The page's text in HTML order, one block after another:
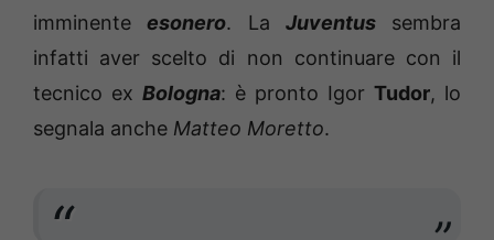
imminenteesonero. La Juventussembra
infatti aver scelto di non continuare con il
tecnico ex Bologna: è pronto Igor Tudor, lo
segnala anche Matteo Moretto.